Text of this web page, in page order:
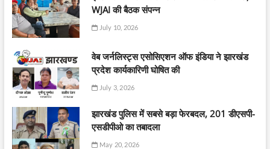
WJAI की बैठक संपन्न
July 10, 2026
वेब जर्नलिस्ट्स एसोसिएशन ऑफ इंडिया ने झारखंड
प्रदेश कार्यकारिणी घोषित की
July 3, 2026
झारखंड पुलिस में सबसे बड़ा फेरबदल, 201 डीएसपी-
एसडीपीओ का तबादला
May 20, 2026